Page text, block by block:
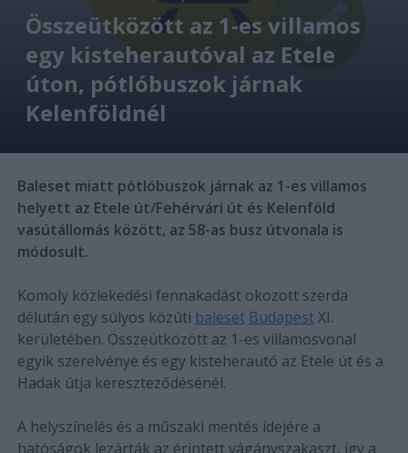
Összeütközött az 1-es villamos
egy kisteherautóval az Etele
úton, pótlóbuszok járnak
Kelenföldnél
Baleset miatt pótlóbuszok járnak az 1-es villamos
helyett az Etele út/Fehérvári út és Kelenföld
vasútállomás között, az 58-as busz útvonala is
módosult.
Komoly közlekedési fennakadást okozott szerda
délután egy súlyos közúti baleset BudapestXI.
kerületében. Összeütközött az 1-es villamosvonal
egyik szerelvénye és egy kisteherautó az Etele út és a
Hadak útja kereszteződésénél.
A helyszínelés és a műszaki mentés idejére a
hatóságok lezárták az érintett vágányszakaszt, így a